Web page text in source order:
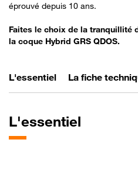
éprouvé depuis 10 ans.
Faites le choix de la tranquillité
la coque Hybrid GRS QDOS.
L'essentiel La fiche
L'essentiel